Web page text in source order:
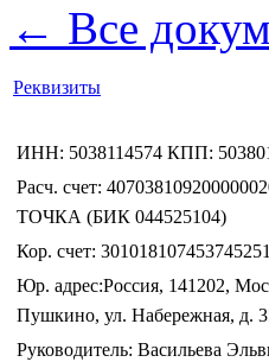
← Все
Реквизиты
ИНН: 5038114574 КПП:
Расч. счет:
ТОЧКА (БИК 044525104)
Кор. счет:
Юр. адрес:Россия, 141202,
Пушкино, ул. Набережная, д.
Руководитель: Васильева